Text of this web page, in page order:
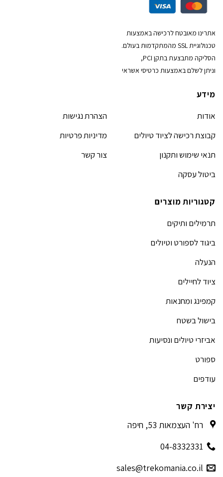
אתרינו מאובטח לרכישה באמצעות
טכנולוגיית SSL מהמתקדמות בעולם.
הסליקה מתבצעת בתקן PCI,
וניתן לשלם באמצעות כרטיסי אשראי
מידע
אודות
קבוצת רכישה לציוד טיולים
תנאי שימוש ותקנון
ביטול עסקה
הצהרת נגישות
מדיניות פרטיות
צור קשר
קטגוריות מוצרים
תרמילים ותיקים
ביגוד לספורט וטיולים
הנעלה
ציוד לחיילים
קמפינג ומחנאות
בישול בשטח
אביזרי טיולים ונסיעות
ספורט
עודפים
יצירת קשר
רח' העצמאות 53, חיפה
04-8332331
sales@trekomania.co.il